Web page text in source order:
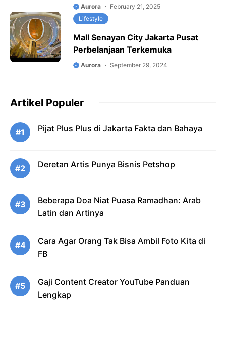
Aurora
February 21, 2025
Lifestyle
Mall Senayan City Jakarta Pusat
Perbelanjaan Terkemuka
Aurora September 29, 2024
Artikel Populer
#1 Pijat Plus Plus di Jakarta Fakta dan Bahaya
#2 Deretan Artis Punya Bisnis Petshop
#3
Beberapa Doa Niat Puasa Ramadhan: Arab
Latin dan Artinya
#4
Cara Agar Orang Tak Bisa Ambil Foto Kita di
FB
#5
Gaji Content Creator YouTube Panduan
Lengkap